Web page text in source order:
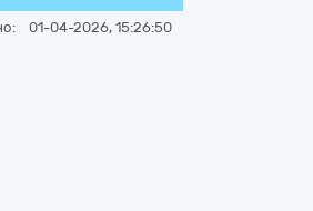
01-04-2026, 15:26:50